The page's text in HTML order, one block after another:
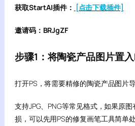
获取StartAI插件： [点击下载插件]
邀请码：BRJgZF
步骤1：将陶瓷产品图片置
打开PS，将需要精修的陶瓷产品图片导
支持JPG、PNG等常见格式，如果原
损，可以先用PS的修复画笔工具简单